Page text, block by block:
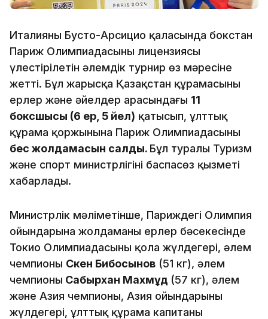
Италияның Бусто-Арсицио қаласында бокстан
Париж Олимпиадасының лицензиясы
үлестірілетін әлемдік турнир өз мәресіне
жетті. Бұл жарысқа Қазақстан құрамасының
ерлер және әйелдер арасындағы 11
боксшысы (6 ер, 5 әйел) қатысып, ұлттық
құрама қоржынына Париж Олимпиадасының
бес жолдамасын салды. Бұл туралы Туризм
жəне спорт министрлігінің баспасөз қызметі
хабарлады.
Министрлік мәліметінше, Париждегі Олимпия
ойындарына жолдаманы ерлер бәсекесінде
Токио Олимпиадасының қола жүлдегері, әлем
чемпионы Сәкен Бибосынов (51 кг), әлем
чемпионы Сабырхан Махмұд (57 кг), әлем
және Азия чемпионы, Азия ойындарының
жүлдегері, ұлттық құрама капитаны